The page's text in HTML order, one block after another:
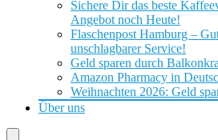
Sichere Dir das beste
Angebot noch Heute!
Flaschenpost Hamburg –
unschlagbarer Service!
Geld sparen durch
Amazon Pharmacy in
Weihnachten 2026: Geld
Über uns